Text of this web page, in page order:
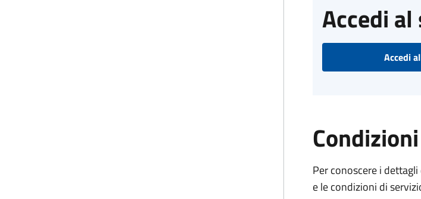
Accedi
Accedi
Per conoscere i
e le condizioni di